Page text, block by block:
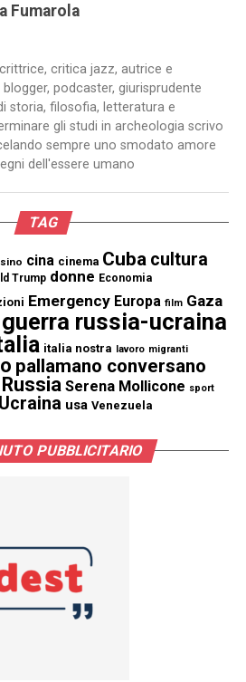
Fumarola
critica jazz, autrice e
podcaster, giurisprudente
storia, filosofia, letteratura e
gli studi in archeologia scrivo
sempre uno smodato amore
dell'essere umano
TAG
cina cinema Cuba cultura
Trump donne Economia
Emergency Europa film Gaza
guerra russia-ucraina
italia nostra lavoro migranti
pallamano conversano
Russia Serena Mollicone sport
Ucraina usa Venezuela
PUBBLICITARIO